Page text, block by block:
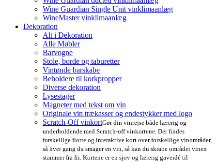
Wine Guardian Single Unit vinklimaanlæg
WineMaster vinklimaanlæg
Dekoration
Alt i Dekoration
Alle Møbler
Barvogne
Stole, borde og taburetter
Vintønde barskabe
Beholdere til korkpropper
Diverse dekoration
Lysestager
Magneter med tekst om vin
Originale vin trækasser og endestykker med logo
Scratch-Off vinkortGør din vinrejse både lærerig og
underholdende med Scratch-off vinkortene. Der findes
forskellige flotte og interaktive kort over forskellige vinområder,
så hver gang du smager en vin, så kan du skrabe området vinen
stammer fra fri. Kortene er en sjov og lærerig gaveidé til